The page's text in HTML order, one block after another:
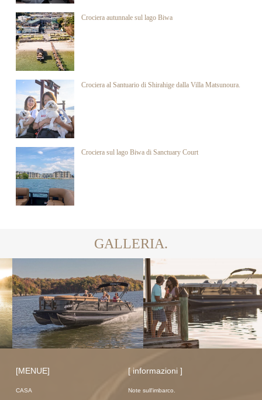
Crociera autunnale sul lago Biwa
Crociera al Santuario di Shirahige dalla Villa Matsunoura.
Crociera sul lago Biwa di Sanctuary Court
GALLERIA.
[MENUE]
CASA
[ informazioni ]
Note sull'imbarco.